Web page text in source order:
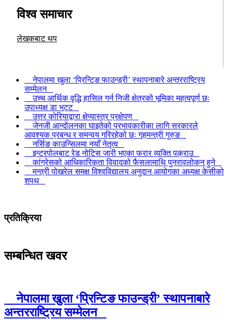
विश्व समाचार
लेखकबाट थप
नेपालमा खुला ‘प्रिन्टिङ फाउन्ड्री’ स्थापनाबारे अन्तरराष्ट्रिय
सम्मेलन
उच्च आर्थिक वृद्धि हासिल गर्न निजी क्षेत्रको भूमिका महत्वपूर्ण छः
उपाध्यक्ष डा भट्ट
उत्तर कोरियाद्वारा क्षेप्यास्त्र प्रक्षेपण
जेनजी आन्दोलनका घाइतेको प्रभावकारीका लागि सरकारले
आवश्यक प्रबन्ध र समन्वय गरिरहेको छः गृहमन्त्री गुरुङ
नर्सिङ काउन्सिलमा नयाँ नेतृत्व
इन्टरपोलबाट रेड नोटिस जारी भएका फरार व्यक्ति पक्राउ
कांग्रेसको आधिकारिकता विवादको फैसलामाथि पुनरावलोकन हुने
मन्त्री पोखरेल समक्ष विश्वविद्यालय अनुदान आयोगका अध्यक्ष केसीको
शपथ
प्रतिक्रिया
सम्बन्धित खवर
नेपालमा खुला ‘प्रिन्टिङ फाउन्ड्री’ स्थापनाबारे
अन्तरराष्ट्रिय सम्मेलन